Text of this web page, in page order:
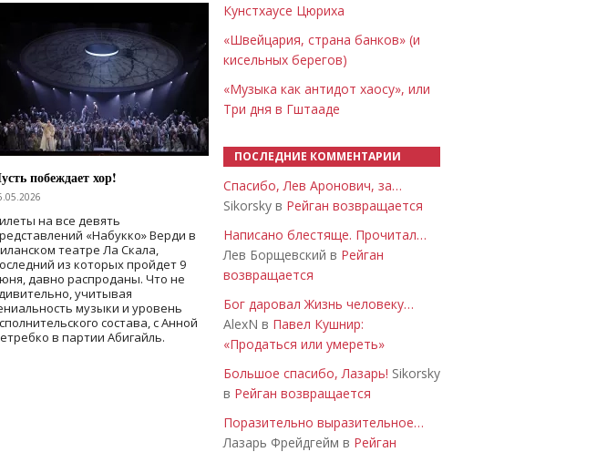
побеждает хор!
на все девять
«Набукко» Верди в
театре Ла Скала,
из которых пройдет 9
давно распроданы. Что не
учитывая
музыки и уровень
состава, с Анной
в партии Абигайль.
Кунстхаусе Цюриха
«Швейцария, страна банков» (и
кисельных берегов)
«Музыка как антидот хаосу», или
Три дня в Гштааде
ПОСЛЕДНИЕ КОММЕНТАРИИ
Спасибо, Лев Аронович, за…
Sikorsky в Рейган возвращается
Написано блестяще. Прочитал…
Лев Борщевский в Рейган
возвращается
Бог даровал Жизнь человеку…
AlexN в Павел Кушнир:
«Продаться или умереть»
Большое спасибо, Лазарь! Sikorsky
в Рейган возвращается
Поразительно выразительное…
Лазарь Фрейдгейм в Рейган